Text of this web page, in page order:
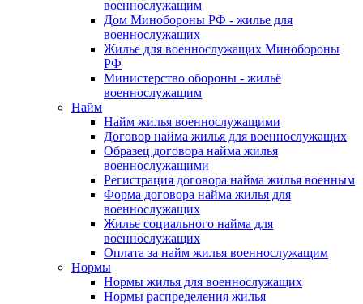
военнослужащим
Дом Минобороны РФ - жилье для
военнослужащих
Жилье для военнослужащих Минобороны
РФ
Министерство обороны - жильё
военнослужащим
Найм
Найм жилья военнослужащими
Договор найма жилья для военнослужащих
Образец договора найма жилья
военнослужащими
Регистрация договора найма жилья военным
Форма договора найма жилья для
военнослужащих
Жилье социального найма для
военнослужащих
Оплата за найм жилья военнослужащим
Нормы
Нормы жилья для военнослужащих
Нормы распределения жилья